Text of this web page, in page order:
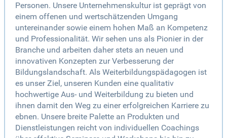
Personen. Unsere Unternehmenskultur ist geprägt von
einem offenen und wertschätzenden Umgang
untereinander sowie einem hohen Maß an Kompetenz
und Professionalität. Wir sehen uns als Pionier in der
Branche und arbeiten daher stets an neuen und
innovativen Konzepten zur Verbesserung der
Bildungslandschaft. Als Weiterbildungspädagogen ist
es unser Ziel, unseren Kunden eine qualitativ
hochwertige Aus- und Weiterbildung zu bieten und
ihnen damit den Weg zu einer erfolgreichen Karriere zu
ebnen. Unsere breite Palette an Produkten und
Dienstleistungen reicht von individuellen Coachings